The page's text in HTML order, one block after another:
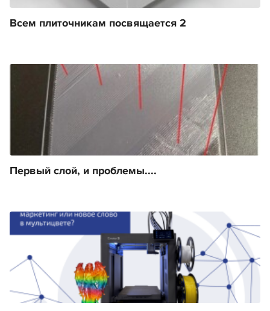
Всем плиточникам посвящается 2
Первый слой, и проблемы....